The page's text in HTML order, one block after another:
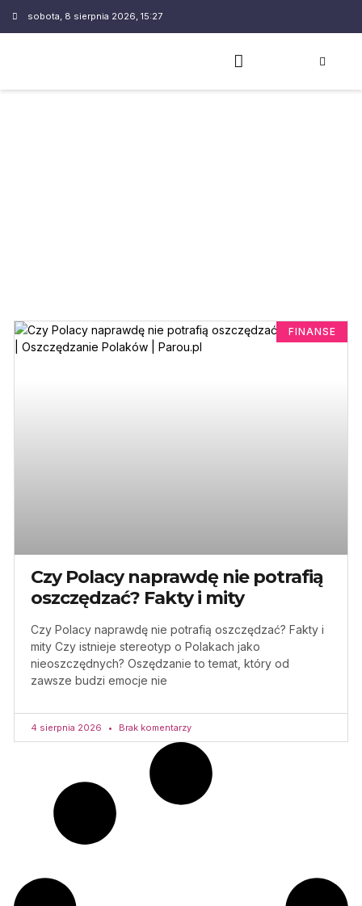
sobota, 8 sierpnia 2026, 15:27
FINANSE
Czy Polacy naprawdę nie potrafią
oszczędzać? Fakty i mity
Czy Polacy naprawdę nie potrafią oszczędzać? Fakty i
mity Czy istnieje stereotyp o Polakach jako
nieoszczędnych? Oszędzanie to temat, który od
zawsze budzi emocje nie
4 sierpnia 2026 Brak komentarzy